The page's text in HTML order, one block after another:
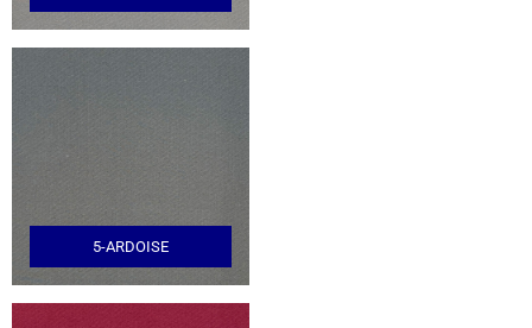
5-ARDOISE